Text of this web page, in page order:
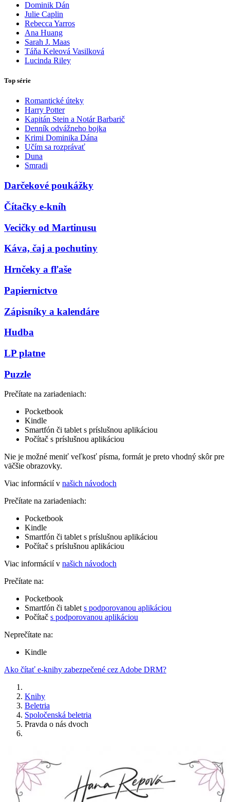
Dominik Dán
Julie Caplin
Rebecca Yarros
Ana Huang
Sarah J. Maas
Táňa Keleová Vasilková
Lucinda Riley
Top série
Romantické úteky
Harry Potter
Kapitán Stein a Notár Barbarič
Denník odvážneho bojka
Krimi Dominika Dána
Učím sa rozprávať
Duna
Smradi
Darčekové poukážky
Čítačky e-kníh
Vecičky od Martinusu
Káva, čaj a pochutiny
Hrnčeky a fľaše
Papiernictvo
Zápisníky a kalendáre
Hudba
LP platne
Puzzle
Prečítate na zariadeniach:
Pocketbook
Kindle
Smartfón či tablet s príslušnou aplikáciou
Počítač s príslušnou aplikáciou
Nie je možné meniť veľkosť písma, formát je preto vhodný skôr pre
väčšie obrazovky.
Viac informácií v našich návodoch
Prečítate na zariadeniach:
Pocketbook
Kindle
Smartfón či tablet s príslušnou aplikáciou
Počítač s príslušnou aplikáciou
Viac informácií v našich návodoch
Prečítate na:
Pocketbook
Smartfón či tablet s podporovanou aplikáciou
Počítač s podporovanou aplikáciou
Neprečítate na:
Kindle
Ako čítať e-knihy zabezpečené cez Adobe DRM?
Knihy
Beletria
Spoločenská beletria
Pravda o nás dvoch